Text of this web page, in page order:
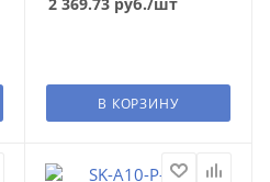
В КОРЗИНУ